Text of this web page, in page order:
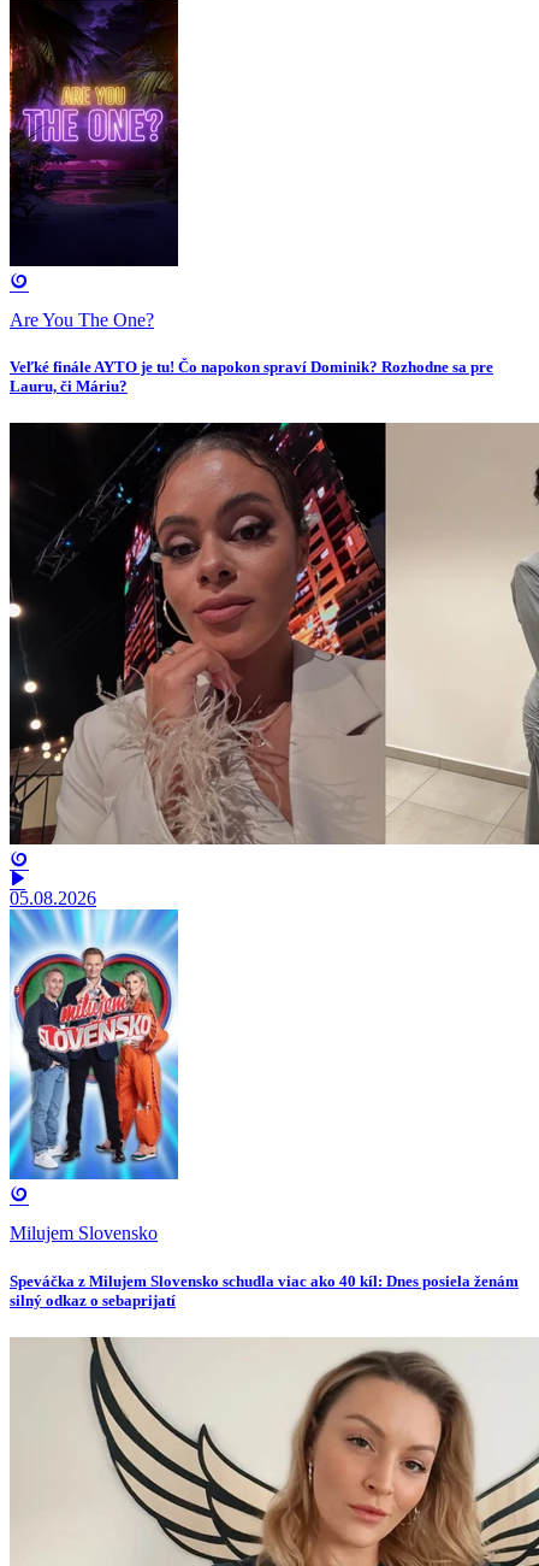
Are You The One?
Veľké finále AYTO je tu! Čo napokon spraví Dominik? Rozhodne sa pre
Lauru, či Máriu?
05.08.2026
Milujem Slovensko
Speváčka z Milujem Slovensko schudla viac ako 40 kíl: Dnes posiela ženám
silný odkaz o sebaprijatí